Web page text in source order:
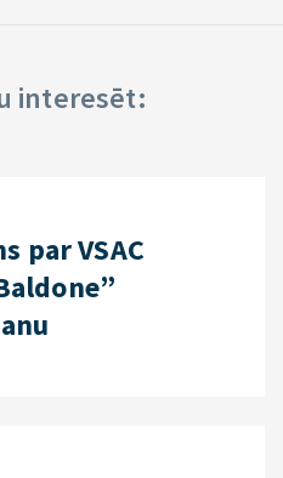
interesēt:
par VSAC